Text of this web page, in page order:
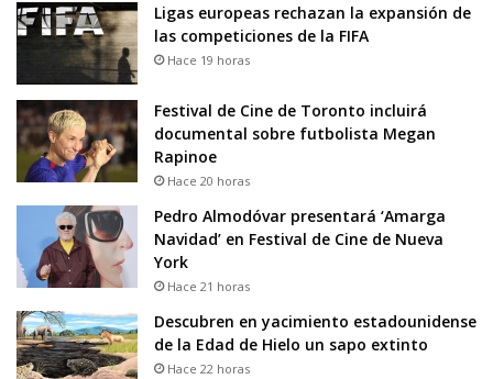
Ligas europeas rechazan la expansión de
las competiciones de la FIFA
Hace 19 horas
Festival de Cine de Toronto incluirá
documental sobre futbolista Megan
Rapinoe
Hace 20 horas
Pedro Almodóvar presentará ‘Amarga
Navidad’ en Festival de Cine de Nueva
York
Hace 21 horas
Descubren en yacimiento estadounidense
de la Edad de Hielo un sapo extinto
Hace 22 horas